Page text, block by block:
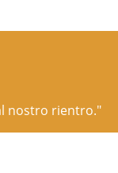
nostro rientro."